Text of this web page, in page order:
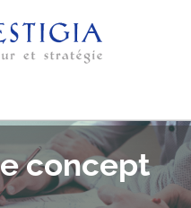
concept